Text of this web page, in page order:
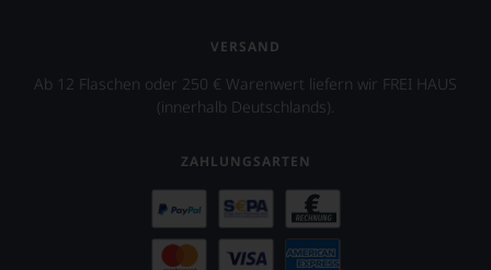
VERSAND
Ab 12 Flaschen oder 250 € Warenwert liefern wir FREI HAUS
(innerhalb Deutschlands).
ZAHLUNGSARTEN